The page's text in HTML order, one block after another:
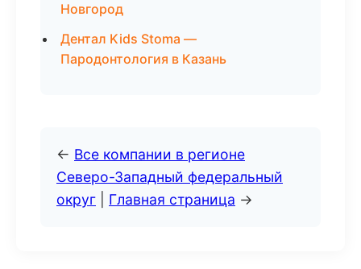
Новгород
Дентал Kids Stoma —
Пародонтология в Казань
← Все компании в регионе
Северо-Западный федеральный
округ
Главная страница →